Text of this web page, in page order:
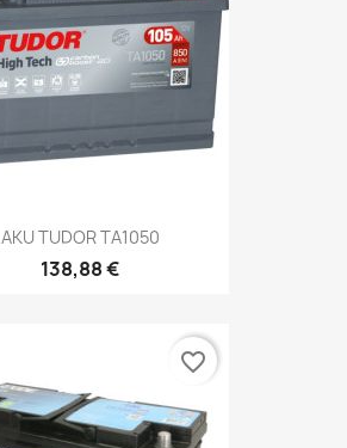
AKU TUDOR TA1050
138,88 €
favorite_border